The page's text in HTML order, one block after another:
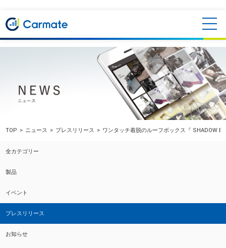
TOP ニュース プレスリリース ワンタッチ着脱のルーフボックス『 SHADOW
全カテゴリー
製品
イベント
プレスリリース
お知らせ